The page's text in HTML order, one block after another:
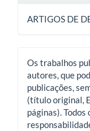
ARTIGOS DE
Os trabalhos
autores, que
publicações,
(título original,
páginas).